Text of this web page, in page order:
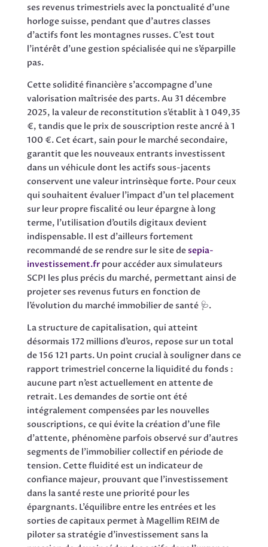
ses revenus trimestriels avec la ponctualité d’une
horloge suisse, pendant que d’autres classes
d’actifs font les montagnes russes. C’est tout
l’intérêt d’une gestion spécialisée qui ne s’éparpille
pas.
Cette solidité financière s’accompagne d’une
valorisation maîtrisée des parts. Au 31 décembre
2025, la valeur de reconstitution s’établit à 1 049,35
€, tandis que le prix de souscription reste ancré à 1
100 €. Cet écart, sain pour le marché secondaire,
garantit que les nouveaux entrants investissent
dans un véhicule dont les actifs sous-jacents
conservent une valeur intrinsèque forte. Pour ceux
qui souhaitent évaluer l’impact d’un tel placement
sur leur propre fiscalité ou leur épargne à long
terme, l’utilisation d’outils digitaux devient
indispensable. Il est d’ailleurs fortement
recommandé de se rendre sur le site desepia-
investissement.frpour accéder aux simulateurs
SCPI les plus précis du marché, permettant ainsi de
projeter ses revenus futurs en fonction de
l’évolution du marché immobilier de santé 🩺.
La structure de capitalisation, qui atteint
désormais 172 millions d’euros, repose sur un total
de 156 121 parts. Un point crucial à souligner dans ce
rapport trimestriel concerne la liquidité du fonds :
aucune part n’est actuellement en attente de
retrait. Les demandes de sortie ont été
intégralement compensées par les nouvelles
souscriptions, ce qui évite la création d’une file
d’attente, phénomène parfois observé sur d’autres
segments de l’immobilier collectif en période de
tension. Cette fluidité est un indicateur de
confiance majeur, prouvant que l’investissement
dans la santé reste une priorité pour les
épargnants. L’équilibre entre les entrées et les
sorties de capitaux permet à Magellim REIM de
piloter sa stratégie d’investissement sans la